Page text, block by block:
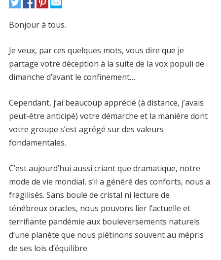
Bonjour à tous.
Je veux, par ces quelques mots, vous dire que je
partage votre déception à la suite de la vox populi de
dimanche d’avant le confinement…
Cependant, j’ai beaucoup apprécié (à distance, j’avais
peut-être anticipé) votre démarche et la manière dont
votre groupe s’est agrégé sur des valeurs
fondamentales.
C’est aujourd’hui aussi criant que dramatique, notre
mode de vie mondial, s’il a généré des conforts, nous a
fragilisés. Sans boule de cristal ni lecture de
ténébreux oracles, nous pouvons lier l’actuelle et
terrifiante pandémie aux bouleversements naturels
d’une planète que nous piétinons souvent au mépris
de ses lois d’équilibre.